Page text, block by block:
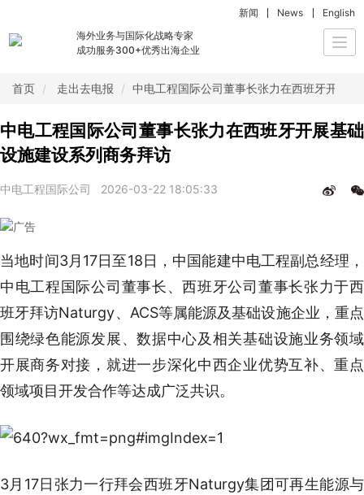
海外业务与国际化战略专家
成功服务300+优秀出海企业
新闻 News English
首页 走出去电报 中电工程国际公司董事长张力在西班牙开展
中电工程国际公司董事长张力在西班牙开展基础
设施建设系列商务拜访
中电工程国际公司 2026-03-22 18:05:33
当地时间3月17日至18日，中国能建中电工程副总经理，
中电工程国际公司董事长、西班牙公司董事长张力于西
班牙拜访Naturgy、ACS等属能源及基础设施企业，重点
围绕绿色能源发展、数据中心及相关基础设施业务领域
开展商务对接，就进一步深化中西企业优势互补、重点
领域项目开发合作等达成广泛共识。
3月17日张力一行拜会西班牙Naturgy集团可再生能源与